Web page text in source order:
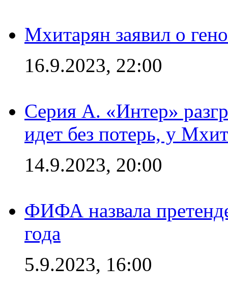
Мхитарян заявил о
16.9.2023, 22:00
Серия А. «Интер»
идет без потерь, у
14.9.2023, 20:00
ФИФА назвала
года
5.9.2023, 16:00